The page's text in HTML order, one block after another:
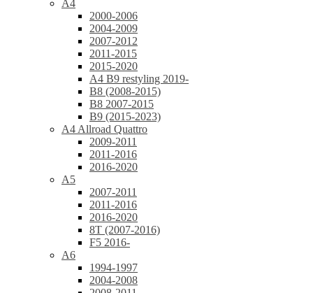
A4
2000-2006
2004-2009
2007-2012
2011-2015
2015-2020
A4 B9 restyling 2019-
B8 (2008-2015)
B8 2007-2015
B9 (2015-2023)
A4 Allroad Quattro
2009-2011
2011-2016
2016-2020
A5
2007-2011
2011-2016
2016-2020
8T (2007-2016)
F5 2016-
A6
1994-1997
2004-2008